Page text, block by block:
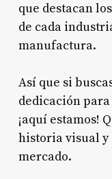
que destacan
de cada
manufactura.
Así que si
dedicación
¡aquí estamos!
historia visual
mercado.